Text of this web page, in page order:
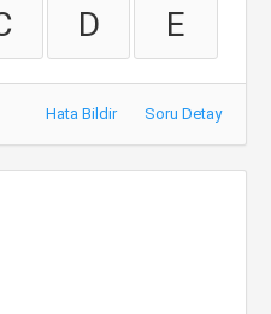
D E
Hata Bildir Soru Detay